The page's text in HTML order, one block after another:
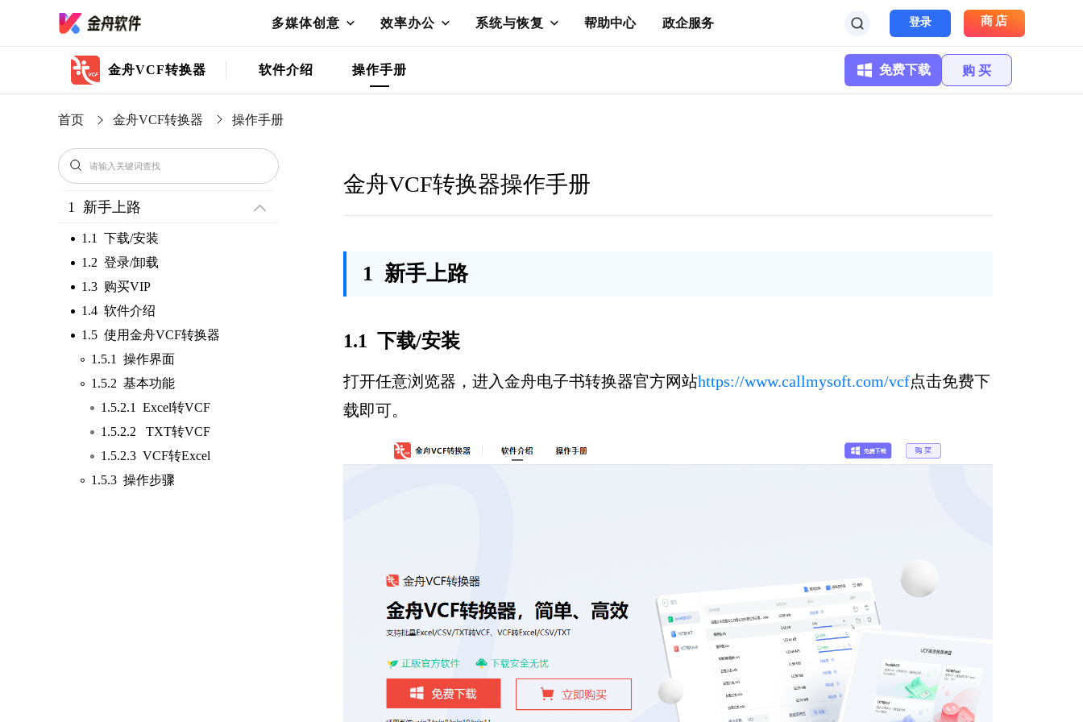
多媒体创意 效率办公 系统与恢复 帮助中心 政企服务 登录 商店
金舟VCF转换器 软件介绍 操作手册 免费下载 购 买
首页 金舟VCF转换器 操作手册
1 新手上路
1.1 下载/安装
1.2 登录/卸载
1.3 购买VIP
1.4 软件介绍
1.5 使用金舟VCF转换器
1.5.1 操作界面
1.5.2 基本功能
1.5.2.1 Excel转VCF
1.5.2.2 TXT转VCF
1.5.2.3 VCF转Excel
1.5.3 操作步骤
金舟VCF转换器操作手册
1 新手上路
1.1 下载/安装
打开任意浏览器，进入金舟电子书转换器官方网站https://www.callmysoft.com/vcf点击免费下
载即可。